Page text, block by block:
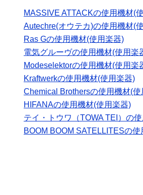
MASSIVE ATTACKの使用機材(
Autechre(オウテカ)の使用機材(
Ras Gの使用機材(使用楽器)
電気グルーヴの使用機材(使用楽
Modeselektorの使用機材(使用楽
Kraftwerkの使用機材(使用楽器)
Chemical Brothersの使用機材(使
HIFANAの使用機材(使用楽器)
テイ・トウワ（TOWA TEI）の
BOOM BOOM SATELLITESの